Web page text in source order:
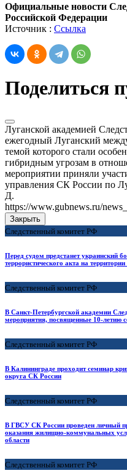
Официальные новости
Российской Федерации
Источник : Ссылка
Поделиться
Луганской академией
ежегодный Луганский
темой которого стали
гибридным угрозам в
мероприятии приняли
управления СК России по
Д.
https://www.gubnews.ru/
Закрыть
Следственный комитет РФ
Перед судом предстанет украинский
террористического акта на
Следственный комитет РФ
В Санкт-Петербургской академии
мероприятия, посвященные 10-летию
Следственный комитет РФ
В Калининграде проходит семинар
округа СК России
Следственный комитет РФ
В ГВСУ СК России проведен личный
оказания жилищно-коммунальных
области
Следственный комитет РФ